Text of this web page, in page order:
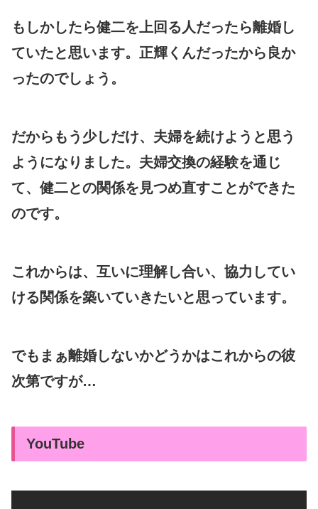
もしかしたら健二を上回る人だったら離婚し
ていたと思います。正輝くんだったから良か
ったのでしょう。
だからもう少しだけ、夫婦を続けようと思う
ようになりました。夫婦交換の経験を通じ
て、健二との関係を見つめ直すことができた
のです。
これからは、互いに理解し合い、協力してい
ける関係を築いていきたいと思っています。
でもまぁ離婚しないかどうかはこれからの彼
次第ですが…
YouTube